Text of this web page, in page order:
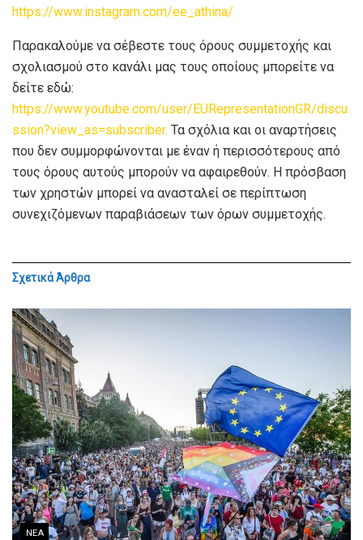
https://www.instagram.com/ee_athina/
Παρακαλούμε να σέβεστε τους όρους συμμετοχής και
σχολιασμού στο κανάλι μας τους οποίους μπορείτε να
δείτε εδώ:
https://www.youtube.com/user/EURepresentationGR/discu
ssion?view_as=subscriber. Τα σχόλια και οι αναρτήσεις
που δεν συμμορφώνονται με έναν ή περισσότερους από
τους όρους αυτούς μπορούν να αφαιρεθούν. Η πρόσβαση
των χρηστών μπορεί να ανασταλεί σε περίπτωση
συνεχιζόμενων παραβιάσεων των όρων συμμετοχής.
ΣχετικάΆρθρα
ΝΈΑ